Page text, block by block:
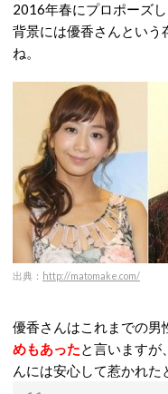
2016年春にプロポーズ
背景には優香さんという
ね。
出典： http://matomake.com/
優香さんはこれまでの男
めもあったと言いますが
んには安心して惹かれた